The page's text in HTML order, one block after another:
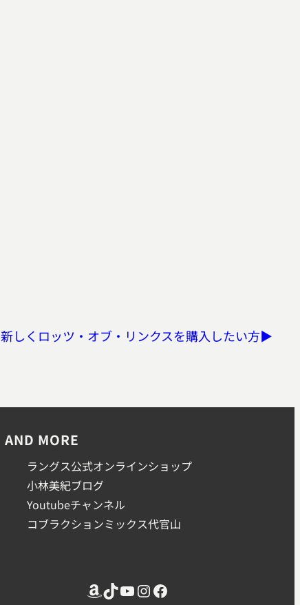
新しくロッツ・オブ・リンクスを購入したい方▶
AND MORE
ラングス公式オンラインショップ
小林美紀ブログ
Youtubeチャンネル
コブラクションミックス代官山
Amazon TikTok YouTube InstagramFacebook